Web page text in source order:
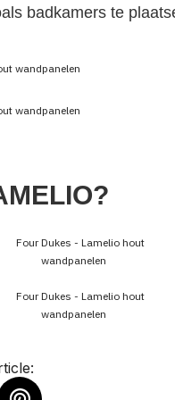
badkamers te